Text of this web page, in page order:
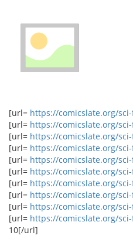
[url= https://comicslate.org/
[url= https://comicslate.org/
[url= https://comicslate.org/
[url= https://comicslate.org/
[url= https://comicslate.org/
[url= https://comicslate.org/
[url= https://comicslate.org/
[url= https://comicslate.org/
[url= https://comicslate.org/
[url= https://comicslate.org/
10[/url]